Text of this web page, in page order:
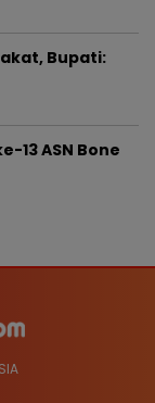
Bupati:
13 ASN Bone